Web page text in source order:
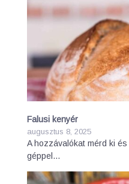
Falusi kenyér
augusztus 8, 2025
A hozzávalókat mérd ki
géppel…